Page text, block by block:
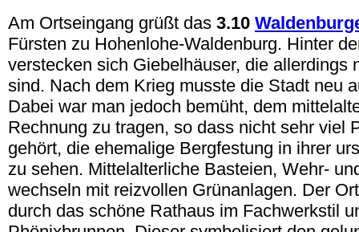
Am Ortseingang grüßt das 3.10
Fürsten zu Hohenlohe-Waldenburg. Hinter
verstecken sich Giebelhäuser, die allerdings
sind. Nach dem Krieg musste die Stadt neu
Dabei war man jedoch bemüht, dem
Rechnung zu tragen, so dass nicht sehr viel
gehört, die ehemalige Bergfestung in ihrer
zu sehen. Mittelalterliche Basteien, Wehr-
wechseln mit reizvollen Grünanlagen. Der
durch das schöne Rathaus im Fachwerkstil